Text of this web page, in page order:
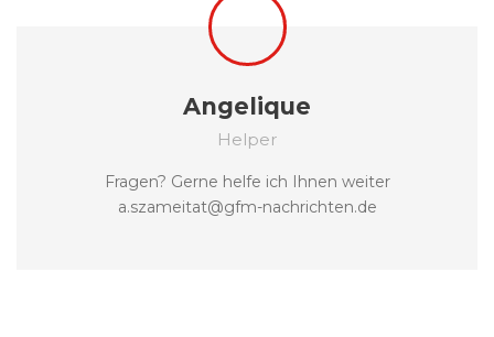
Angelique
Helper
Fragen? Gerne helfe ich Ihnen weiter
a.szameitat@gfm-nachrichten.de